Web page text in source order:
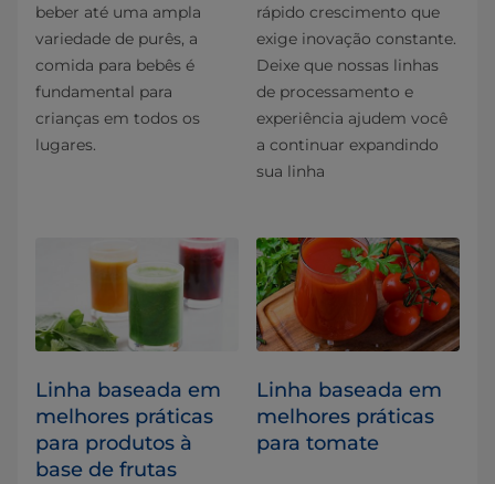
beber até uma ampla
variedade de purês, a
comida para bebês é
fundamental para
crianças em todos os
lugares.
rápido crescimento que
exige inovação constante.
Deixe que nossas linhas
de processamento e
experiência ajudem você
a continuar expandindo
sua linha
Linha baseada em
melhores práticas
para produtos à
base de frutas
Linha baseada em
melhores práticas
para tomate